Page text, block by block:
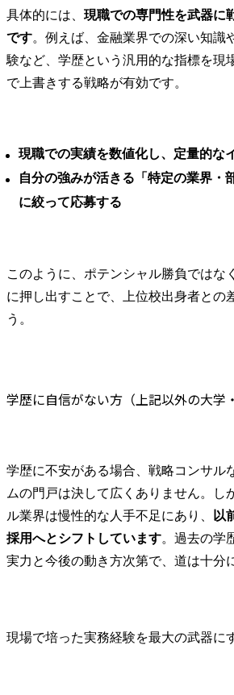
具体的には、 現職での専門性を武器に
です。例えば、金融業界での深い知識
験など、学歴という汎用的な指標を現
で上書きする戦略が有効です。
現職での実績を数値化し、定量的な
自分の強みが活きる「特定の業界・
に絞って応募する
このように、ポテンシャル勝負ではな
に押し出すことで、上位校出身者との
う。
学歴に自信がない方（上記以外の大学
学歴に不安がある場合、戦略コンサル
ムの門戸は決して広くありません。し
ル業界は慢性的な人手不足にあり、
以
採用へとシフトしています。過去の学
実力と今後の動き方次第で、道は十分
現場で培った実務経験を最大の武器に